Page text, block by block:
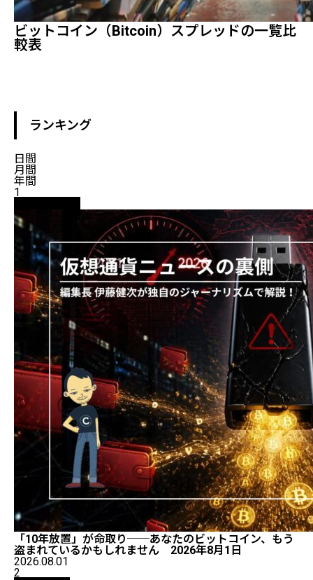
ビットコイン（Bitcoin）スプレッドの一覧比
較表
ランキング
日間
月間
年間
1
「10年放置」が命取り──あなたのビットコイン、もう
盗まれているかもしれません 2026年8月1日
2026.08.01
2